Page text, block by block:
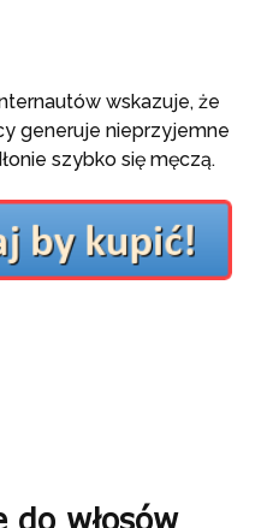
wskazuje, że
generuje nieprzyjemne
szybko się męczą.
do włosów